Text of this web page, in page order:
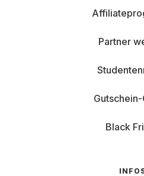
Partner
Black